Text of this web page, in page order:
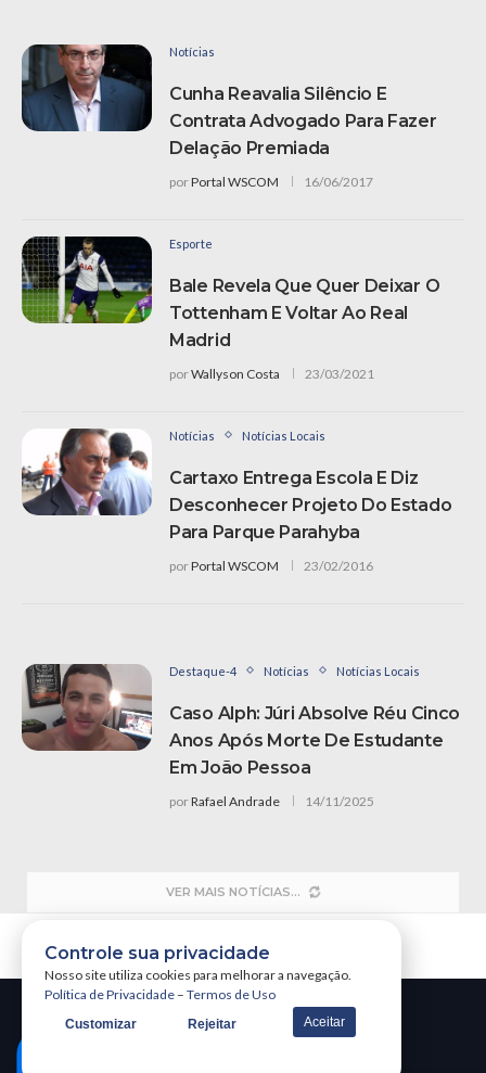
Notícias
Cunha Reavalia Silêncio E
Contrata Advogado Para Fazer
Delação Premiada
porPortal WSCOM 16/06/2017
Esporte
Bale Revela Que Quer Deixar O
Tottenham E Voltar Ao Real
Madrid
porWallyson Costa 23/03/2021
Notícias Notícias Locais
Cartaxo Entrega Escola E Diz
Desconhecer Projeto Do Estado
Para Parque Parahyba
porPortal WSCOM 23/02/2016
Destaque-4 Notícias Notícias Locais
Caso Alph: Júri Absolve Réu Cinco
Anos Após Morte De Estudante
Em João Pessoa
porRafael Andrade 14/11/2025
VER MAIS NOTÍCIAS
Controle sua privacidade
Nosso site utiliza cookies para melhorar a navegação.
Política de Privacidade – Termos de Uso
Customizar Rejeitar Aceitar